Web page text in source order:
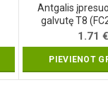
Antgalis
galvutę T8
1.71€
PIEVIENOT